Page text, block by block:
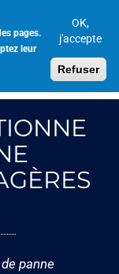
pages.
leur
OK,
j'accepte
Refuser
panne